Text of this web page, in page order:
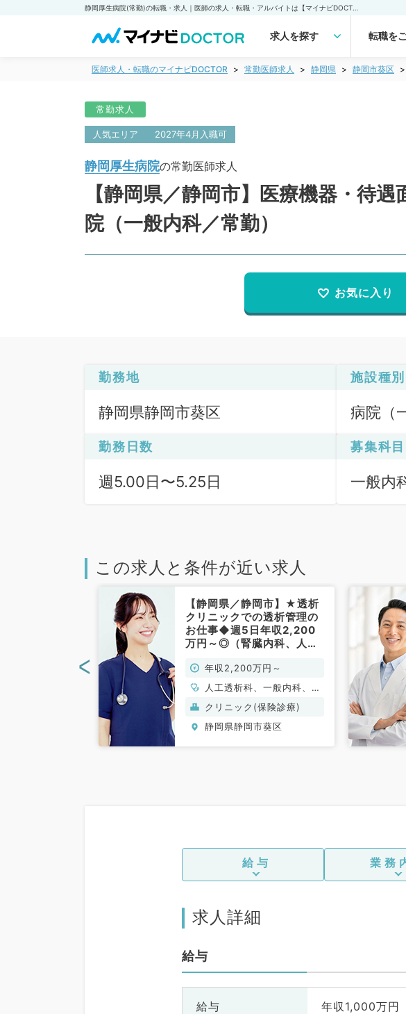
求人を探す 転職を
医師求人・転職のマイナビDOCTOR 常勤医師求人 静岡県 静岡市葵区
常勤求人
人気エリア 2027年4月入職可
静岡厚生病院の常勤医師求人
【静岡県／静岡市】医療機器・待
院（一般内科／常勤）
お気に入り
勤務地
静岡県静岡市葵区
施設種別
病院（
勤務日数
週5.00日〜5.25日
募集科目
一般内
この求人と条件が近い求人
【静岡県／静岡市】★透析
クリニックでの透析管理の
お仕事◆週5日年収2,200
万円～◎（腎臓内科、人工
勤）年収2,200万円～
人工透析科、一般内科、腎
臓内科、その他
クリニック(保険診療)
静岡県静岡市葵区
<
給与 業務
求人詳細
給与
給与 年収1,000万円